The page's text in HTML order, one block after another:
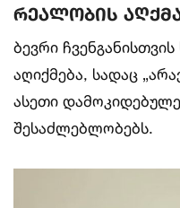
რეალობის
ბევრი
აღიქმება, სადაც
ასეთი
შესაძლებლობებს.